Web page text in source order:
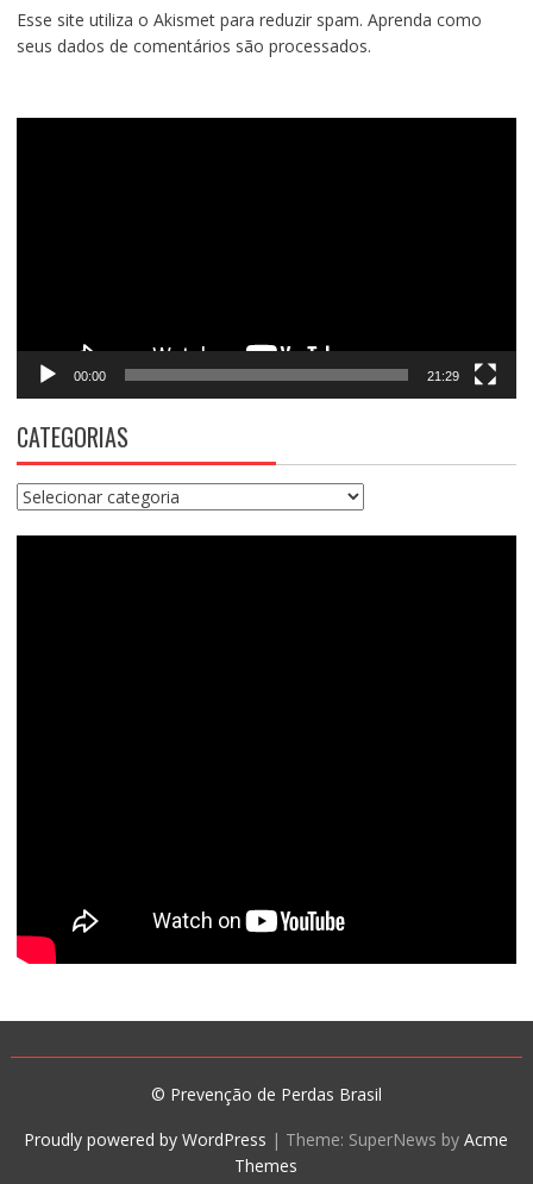
Esse site utiliza o Akismet para reduzir spam. Aprenda como
seus dados de comentários são processados.
00:00 21:29
CATEGORIAS
Categorias
© Prevenção de Perdas Brasil
Proudly powered by WordPress | Theme: SuperNews byAcme
Themes